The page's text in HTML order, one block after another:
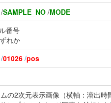
SAMPLE_NO /MODE
番号
れか
01026 /pos
の2次元表示画像（横軸：溶出時